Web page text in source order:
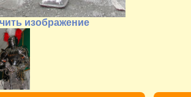
изображение